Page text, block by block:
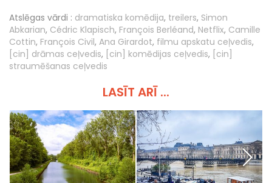
Atslēgas vārdi : dramatiska komēdija, treilers, Simon
Abkarian, Cédric Klapisch, François Berléand, Netflix, Camille
Cottin, François Civil, Ana Girardot, filmu apskatu ceļvedis,
[cin] drāmas ceļvedis, [cin] komēdijas ceļvedis, [cin]
straumēšanas ceļvedis
LASĪT ARĪ ...